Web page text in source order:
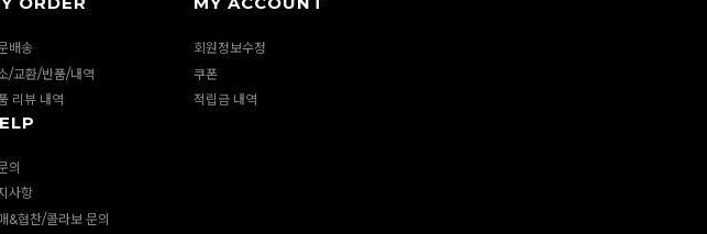
배송
/교환/반품/내역
리뷰 내역
회원정보수정
쿠폰
적립금 내역
의
사항
&협찬/콜라보 문의